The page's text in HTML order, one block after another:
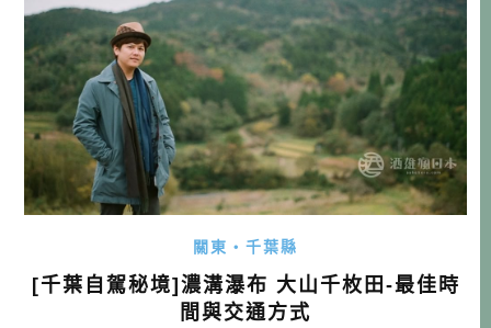
關東・千葉縣
[千葉自駕秘境]濃溝瀑布 大山千枚田-最佳時
間與交通方式